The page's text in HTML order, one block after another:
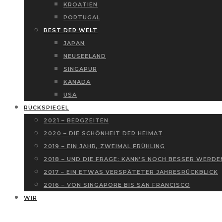
KROATIEN
PORTUGAL
REST DER WELT
JAPAN
NEUSEELAND
SINGAPUR
KANADA
USA
RÜCKSPIEGEL
2021 – BERGZEITEN
2020 – DIE SCHÖNHEIT DER HEIMAT
2019 – EIN JAHR, ZWEIMAL FRÜHLING
2018 – UND DIE FRAGE: KANN’S NOCH BESSER
2017 – EIN ETWAS VERSPÄTETER JAHRESRÜCKBLICK
2016 – VON SINGAPORE BIS SAN FRANCISCO
WIR